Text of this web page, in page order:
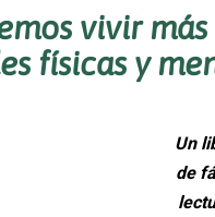
vivir
físicas y
Un
de